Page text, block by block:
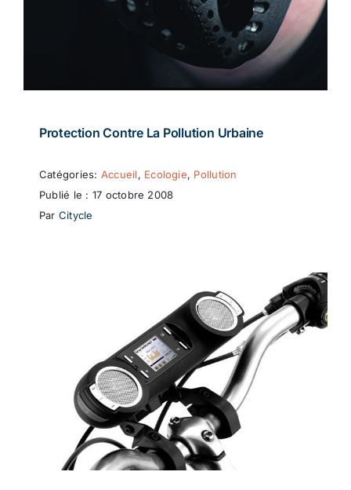
Protection Contre La Pollution Urbaine
Catégories: Accueil, Ecologie, Pollution
Publié le : 17 octobre 2008
Par Citycle